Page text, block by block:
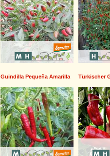
Guindilla Pequeña Amarilla Türkischer